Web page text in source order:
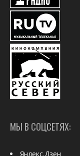
МЫ В СОЦСЕТЯХ:
Яндекс.Дзен